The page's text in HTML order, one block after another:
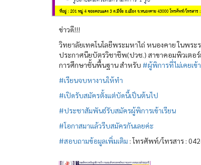
ข่าวดี!!!
วิทยาลัยเทคโนโลยีพระมหาไถ่ หนองคาย ในพร
ประกาศนียบัตรวิชาชีพ(ปวช.) สาขาคอมพิวเตอ
การศึกษาชั้นพื้นฐาน สำหรับ #ผู้พิการที่ไม่เคยเข้
#เรียนจบหางานให้ทำ
#เปิดรับสมัครตั้งแต่บัดนี้เป็นต้นไป
#ประชาสัมพันธ์รับสมัครผู้พิการเข้าเรียน
#โอกาสมาแล้วรีบสมัครกันเลยค่ะ
#สอบถามข้อมูลเพิ่มเติม : โทรศัพท์/โทรสาร :